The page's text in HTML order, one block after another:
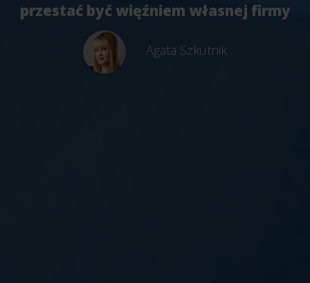
przestać być więźniem własnej firmy
Agata Szkutnik